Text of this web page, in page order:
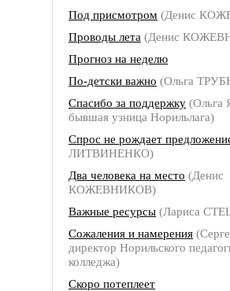
Под присмотром (Денис
Проводы лета (Денис
Прогноз на неделю
По-детски важно (Ольга
Спасибо за поддержку
бывшая узница Норильлага)
Спрос не рождает
ЛИТВИНЕНКО)
Два человека на место (Денис
КОЖЕВНИКОВ)
Важные ресурсы (Лариса
Сожаления и намерения
директор Норильского
колледжа)
Скоро потеплеет